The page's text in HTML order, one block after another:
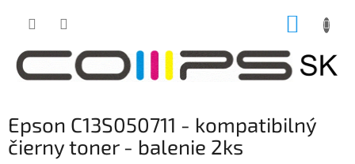
Epson C13S050711 - kompatibilný
čierny toner - balenie 2ks